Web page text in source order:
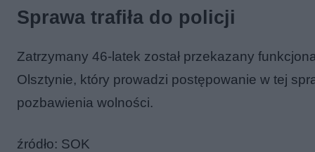
Sprawa trafiła do policji
Zatrzymany 46-latek został przekazany
Olsztynie, który prowadzi postępowanie w tej
pozbawienia wolności.
źródło: SOK